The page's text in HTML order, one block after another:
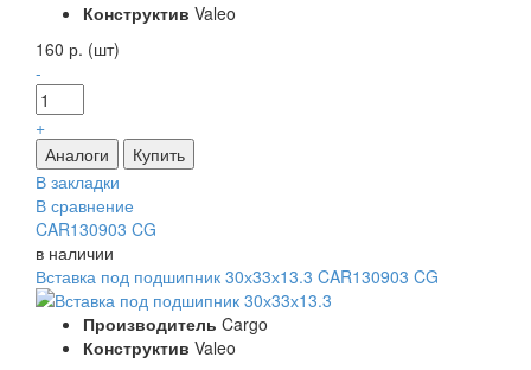
Конструктив Valeo
160 р. (шт)
-
+
В закладки
В сравнение
CAR130903 CG
в наличии
Вставка под подшипник 30х33х13.3 CAR130903 CG
Производитель Cargo
Конструктив Valeo